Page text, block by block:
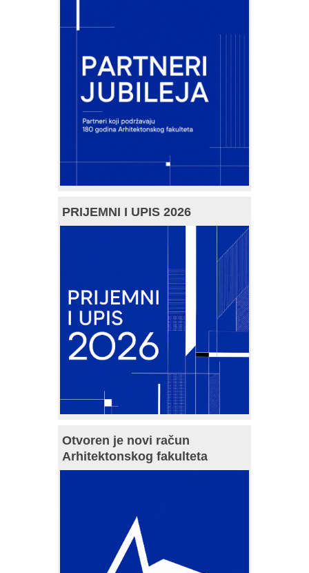
PRIJEMNI I UPIS 2026
Otvoren je novi račun
Arhitektonskog fakulteta